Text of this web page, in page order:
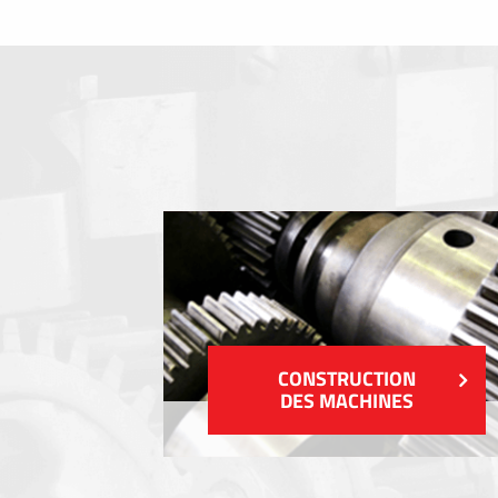
CONSTRUCTION
DES MACHINES